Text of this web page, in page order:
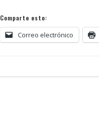
Comparte esto:
Correo electrónico